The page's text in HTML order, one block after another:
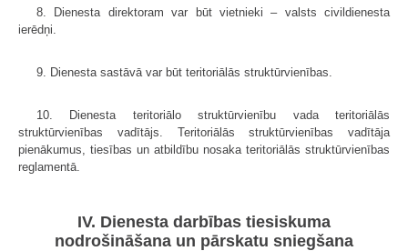
8. Dienesta direktoram var būt vietnieki – valsts civildienesta
ierēdņi.
9. Dienesta sastāvā var būt teritoriālās struktūrvienības.
10. Dienesta teritoriālo struktūrvienību vada teritoriālās
struktūrvienības vadītājs. Teritoriālās struktūrvienības vadītāja
pienākumus, tiesības un atbildību nosaka teritoriālās struktūrvienības
reglamentā.
IV. Dienesta darbības tiesiskuma
nodrošināšana un pārskatu sniegšana